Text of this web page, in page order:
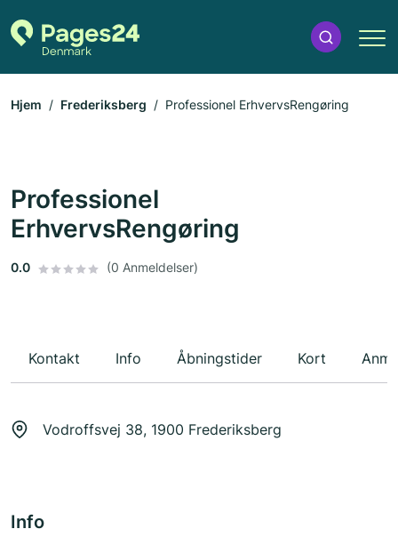
Hjem Frederiksberg Professionel ErhvervsRengøring
Professionel
ErhvervsRengøring
0.0 (0 Anmeldelser)
Kontakt Info Åbningstider Kort
Vodroffsvej 38, 1900 Frederiksberg
Info